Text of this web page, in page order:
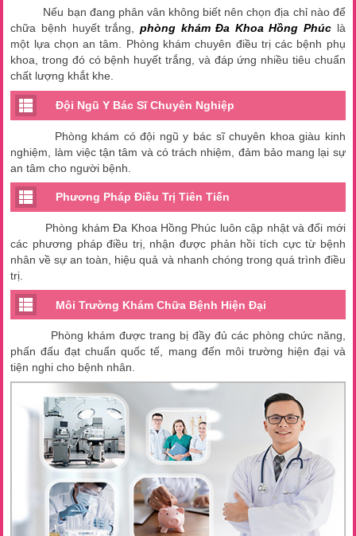
Nếu bạn đang phân vân không biết nên chọn địa chỉ nào để
chữa bệnh huyết trắng, phòng khám Đa Khoa Hồng Phúc là
một lựa chọn an tâm. Phòng khám chuyên điều trị các bệnh phụ
khoa, trong đó có bệnh huyết trắng, và đáp ứng nhiều tiêu chuẩn
chất lượng khắt khe.
Đội Ngũ Y Bác Sĩ Chuyên Nghiệp
Phòng khám có đội ngũ y bác sĩ chuyên khoa giàu kinh
nghiệm, làm việc tận tâm và có trách nhiệm, đảm bảo mang lại sự
an tâm cho người bệnh.
Phương Pháp Điều Trị Tiên Tiến
Phòng khám Đa Khoa Hồng Phúc luôn cập nhật và đổi mới
các phương pháp điều trị, nhận được phản hồi tích cực từ bệnh
nhân về sự an toàn, hiệu quả và nhanh chóng trong quá trình điều
trị.
Môi Trường Khám Chữa Bệnh Hiện Đại
Phòng khám được trang bị đầy đủ các phòng chức năng,
phấn đấu đạt chuẩn quốc tế, mang đến môi trường hiện đại và
tiện nghi cho bệnh nhân.